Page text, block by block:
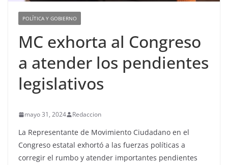
POLÍTICA Y GOBIERNO
MC exhorta al Congreso
a atender los pendientes
legislativos
mayo 31, 2024 Redaccion
La Representante de Movimiento Ciudadano en el
Congreso estatal exhortó a las fuerzas políticas a
corregir el rumbo y atender importantes pendientes